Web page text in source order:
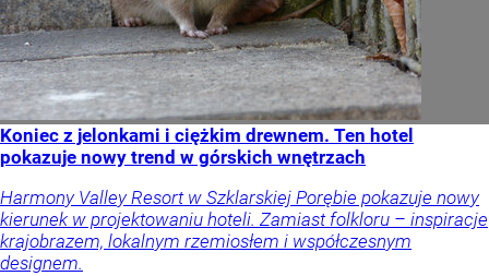
Koniec z jelonkami i ciężkim drewnem. Ten hotel
pokazuje nowy trend w górskich wnętrzach
Harmony Valley Resort w Szklarskiej Porębie pokazuje nowy
kierunek w projektowaniu hoteli. Zamiast folkloru – inspiracje
krajobrazem, lokalnym rzemiosłem i współczesnym
designem.